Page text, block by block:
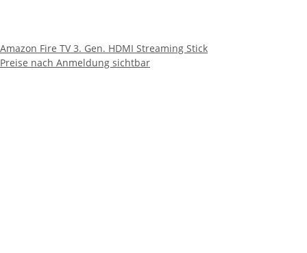
Amazon Fire TV 3. Gen. HDMI Streaming Stick
Preise nach Anmeldung sichtbar